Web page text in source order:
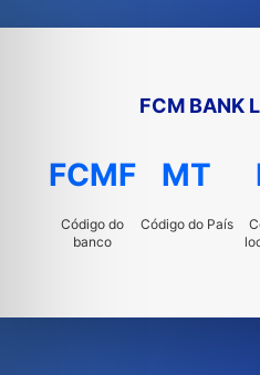
FCM BANK
FCMF
Código do
banco
MT
Código do País